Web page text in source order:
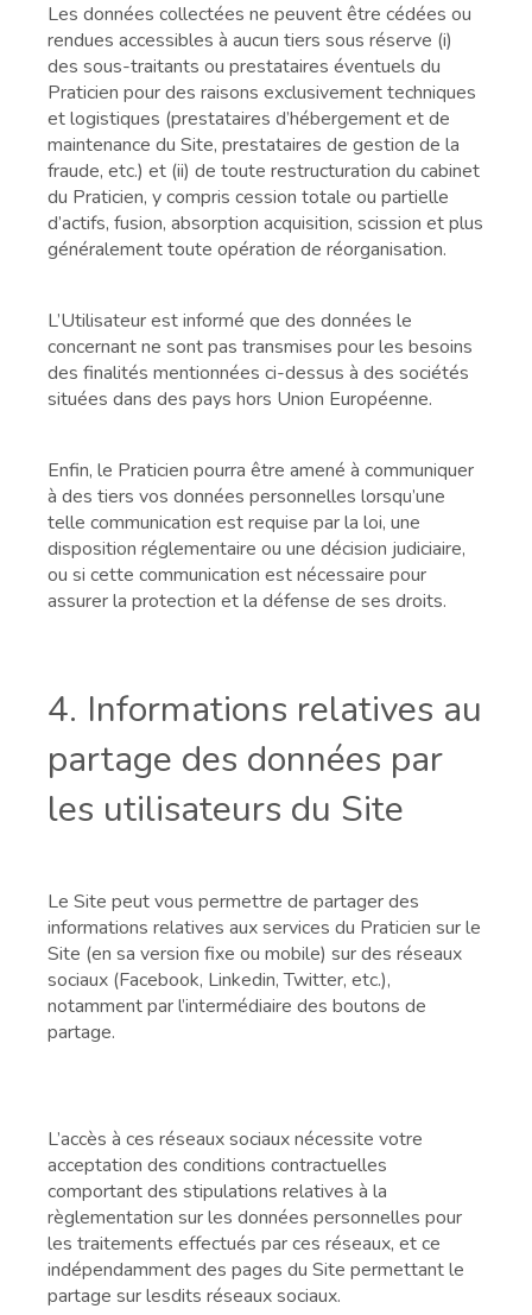
Les données collectées ne peuvent être cédées ou
rendues accessibles à aucun tiers sous réserve (i)
des sous-traitants ou prestataires éventuels du
Praticien pour des raisons exclusivement techniques
et logistiques (prestataires d’hébergement et de
maintenance du Site, prestataires de gestion de la
fraude, etc.) et (ii) de toute restructuration du cabinet
du Praticien, y compris cession totale ou partielle
d’actifs, fusion, absorption acquisition, scission et plus
généralement toute opération de réorganisation.
L’Utilisateur est informé que des données le
concernant ne sont pas transmises pour les besoins
des finalités mentionnées ci-dessus à des sociétés
situées dans des pays hors Union Européenne.
Enfin, le Praticien pourra être amené à communiquer
à des tiers vos données personnelles lorsqu’une
telle communication est requise par la loi, une
disposition réglementaire ou une décision judiciaire,
ou si cette communication est nécessaire pour
assurer la protection et la défense de ses droits.
4. Informations relatives au
partage des données par
les utilisateurs du Site
Le Site peut vous permettre de partager des
informations relatives aux services du Praticien sur le
Site (en sa version fixe ou mobile) sur des réseaux
sociaux (Facebook, Linkedin, Twitter, etc.),
notamment par l’intermédiaire des boutons de
partage.
L’accès à ces réseaux sociaux nécessite votre
acceptation des conditions contractuelles
comportant des stipulations relatives à la
règlementation sur les données personnelles pour
les traitements effectués par ces réseaux, et ce
indépendamment des pages du Site permettant le
partage sur lesdits réseaux sociaux.